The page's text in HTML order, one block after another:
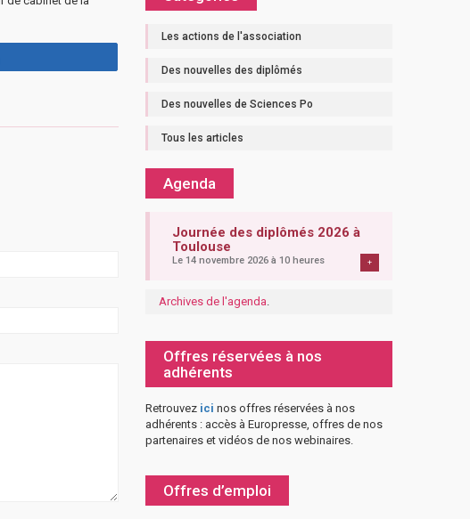
Les actions de l'association
Des nouvelles des diplômés
Des nouvelles de Sciences Po
Tous les articles
Agenda
Journée des diplômés 2026 à
Toulouse
Le 14 novembre 2026 à 10 heures +
Archives de l'agenda.
Offres réservées à nos
adhérents
Retrouvez ici nos offres réservées à nos
adhérents : accès à Europresse, offres de nos
partenaires et vidéos de nos webinaires.
Offres d’emploi